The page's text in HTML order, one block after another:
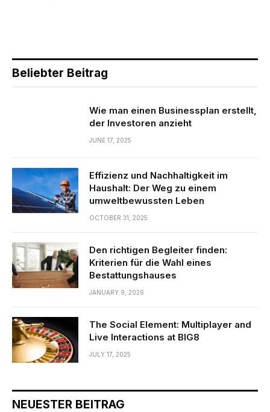
Beliebter Beitrag
Wie man einen Businessplan erstellt,
der Investoren anzieht
JUNE 17, 2025
Effizienz und Nachhaltigkeit im
Haushalt: Der Weg zu einem
umweltbewussten Leben
OCTOBER 31, 2025
Den richtigen Begleiter finden:
Kriterien für die Wahl eines
Bestattungshauses
JANUARY 9, 2026
The Social Element: Multiplayer and
Live Interactions at BIG8
JULY 17, 2025
NEUESTER BEITRAG